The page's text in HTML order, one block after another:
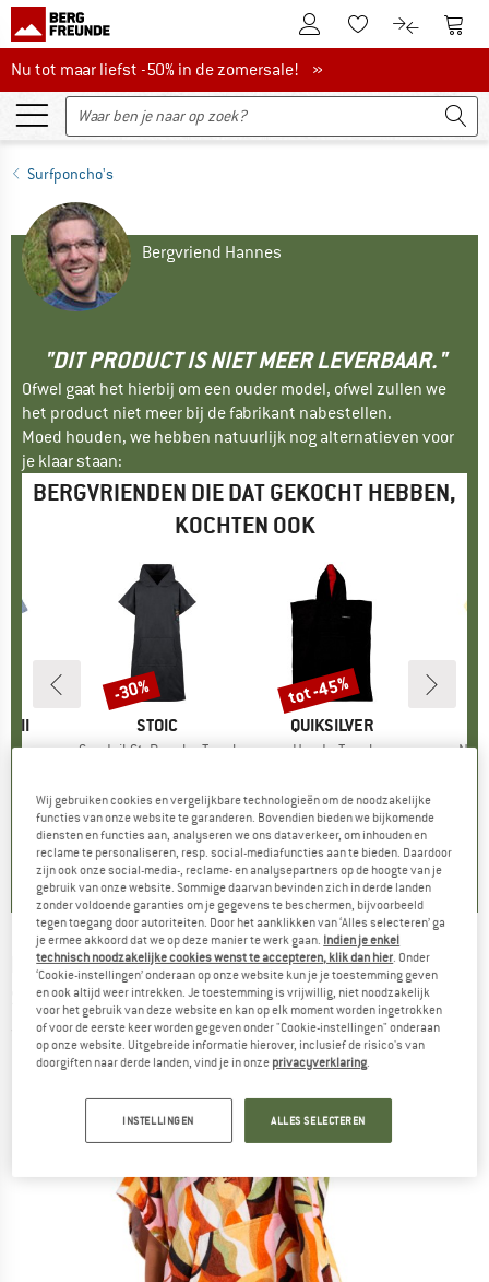
De klantenaccount
Naar deNaar de
Nu tot maar liefst -50% in de zomersale!
Nu tot maar liefst -50% in de zomersale! »
Surfponcho's
Bergvriend Hannes
"DIT PRODUCT IS NIET MEER LEVERBAAR."
Ofwel gaat het hierbij om een ouder model, ofwel zullen we
het product niet meer bij de fabrikant nabestellen.
Moed houden, we hebben natuurlijk nog alternatieven voor
je klaar staan:
BERGVRIENDEN DIE DAT GEKOCHT HEBBEN,
KOCHTEN OOK
)
MERK
STOIC
Artikel
SandvikSt. Poncho Towel
4,6(8)
Korting
-30%
MERK
QUIKSILVER
Artikel
Hoody Towel
0,0(0)
Korting
tot -45%
BILLABONG -Women's Hooded Towel -
Surfponcho
(0)
Wij gebruiken cookies en vergelijkbare technologieën om de noodzakelijke
functies van onze website te garanderen. Bovendien bieden we bijkomende
diensten en functies aan, analyseren we ons dataverkeer, om inhouden en
reclame te personaliseren, resp. social-mediafuncties aan te bieden. Daardoor
zijn ook onze social-media-, reclame- en analysepartners op de hoogte van je
gebruik van onze website. Sommige daarvan bevinden zich in derde landen
zonder voldoende garanties om je gegevens te beschermen, bijvoorbeeld
tegen toegang door autoriteiten. Door het aanklikken van ‘Alles selecteren’ ga
je ermee akkoord dat we op deze manier te werk gaan. Indien je enkel
technisch noodzakelijke cookies wenst te accepteren, klik dan hier. Onder
‘Cookie-instellingen’ onderaan op onze website kun je je toestemming geven
en ook altijd weer intrekken. Je toestemming is vrijwillig, niet noodzakelijk
voor het gebruik van deze website en kan op elk moment worden ingetrokken
of voor de eerste keer worden gegeven onder "Cookie-instellingen" onderaan
op onze website. Uitgebreide informatie hierover, inclusief de risico's van
doorgiften naar derde landen, vind je in onze privacyverklaring.
INSTELLINGEN ALLES SELECTEREN